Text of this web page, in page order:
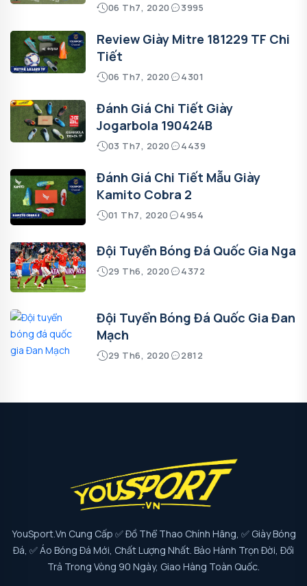
06 Th7, 2020 3995
Review Giày Mitre 181229 TF Chi
Tiết
06 Th7, 2020 4301
Đánh Giá Chi Tiết Giày
Jogarbola 190424B
03 Th7, 2020 4439
Đánh Giá Chi Tiết Mẫu Giày
Kamito Cobra 2
01 Th7, 2020 4954
Đội Tuyển Bóng Đá Quốc Gia Nga
29 Th6, 2020 4372
Đội Tuyển Bóng Đá Quốc Gia Đan
Mạch
29 Th6, 2020 2812
YouSport.vn Cung Cấp ✅ Đồ Thể Thao Chính Hãng, ✅ Giày Bóng
Đá, ✅ Áo Bóng Đá Mới, Chất Lượng Nhất. Bảo Hành Trọn Đời, Đổi
Trả Trong Vòng 90 Ngày, Giao Hàng Toàn Quốc.